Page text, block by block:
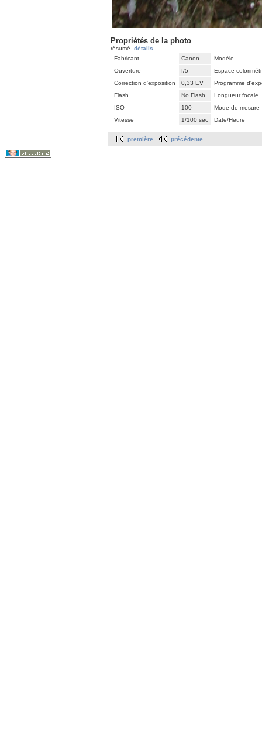
Propriétés de la photo
résumé détails
Fabricant
Canon
Modèle
Ouverture
f/5
Espace
Correction d'exposition
0,33 EV
Programme
Flash
No Flash
Longueur focale
ISO
100
Mode de mesure
Vitesse
1/100 sec Date/Heure
première précédente